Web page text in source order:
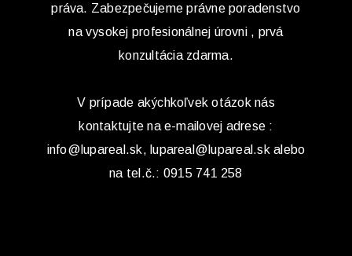
práva. Zabezpečujeme právne poradenstvo
na vysokej profesionálnej úrovni , prvá
konzultácia zdarma.
V prípade akýchkoľvek otázok nás
kontaktujte na e-mailovej adrese :
info@lupareal.sk, lupareal@lupareal.sk alebo
na tel.č.: 0915 741 258